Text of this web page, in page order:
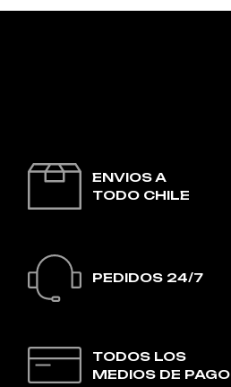
ENVIOS A
TODO CHILE
PEDIDOS 24/7
TODOS LOS
MEDIOS DE PAGO